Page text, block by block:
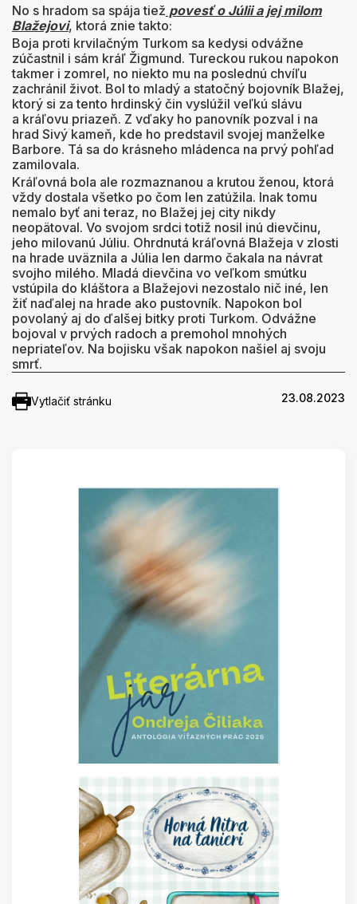
No s hradom sa spája tiež povesť o Júlii a jej milom
Blažejovi, ktorá znie takto:
Boja proti krvilačným Turkom sa kedysi odvážne
zúčastnil i sám kráľ Žigmund. Tureckou rukou napokon
takmer i zomrel, no niekto mu na poslednú chvíľu
zachránil život. Bol to mladý a statočný bojovník Blažej,
ktorý si za tento hrdinský čin vyslúžil veľkú slávu
a kráľovu priazeň. Z vďaky ho panovník pozval i na
hrad Sivý kameň, kde ho predstavil svojej manželke
Barbore. Tá sa do krásneho mládenca na prvý pohľad
zamilovala.
Kráľovná bola ale rozmaznanou a krutou ženou, ktorá
vždy dostala všetko po čom len zatúžila. Inak tomu
nemalo byť ani teraz, no Blažej jej city nikdy
neopätoval. Vo svojom srdci totiž nosil inú dievčinu,
jeho milovanú Júliu. Ohrdnutá kráľovná Blažeja v zlosti
na hrade uväznila a Júlia len darmo čakala na návrat
svojho milého. Mladá dievčina vo veľkom smútku
vstúpila do kláštora a Blažejovi nezostalo nič iné, len
žiť naďalej na hrade ako pustovník. Napokon bol
povolaný aj do ďalšej bitky proti Turkom. Odvážne
bojoval v prvých radoch a premohol mnohých
nepriateľov. Na bojisku však napokon našiel aj svoju
smrť.
Vytlačiť stránku 23.08.2023